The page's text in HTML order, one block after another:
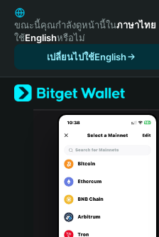
English
日本語
Tiếng Việt
Español (Latinoamérica)
Türkçe
Italiano
Português (Portugal)
Bahasa Indonesia
ขณะนี้คุณกำลังดูหน้านี้ในภาษาไทย
ใช้Englishหรือไม่
เปลี่ยนไปใช้English